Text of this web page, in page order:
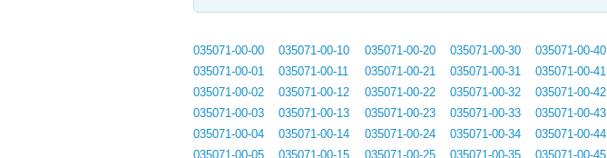
035071-00-00
035071-00-01
035071-00-02
035071-00-03
035071-00-04
035071-00-05
035071-00-10
035071-00-11
035071-00-12
035071-00-13
035071-00-14
035071-00-15
035071-00-20
035071-00-21
035071-00-22
035071-00-23
035071-00-24
035071-00-25
035071-00-30
035071-00-31
035071-00-32
035071-00-33
035071-00-34
035071-00-35
035071-00-40
035071-00-41
035071-00-42
035071-00-43
035071-00-44
035071-00-45